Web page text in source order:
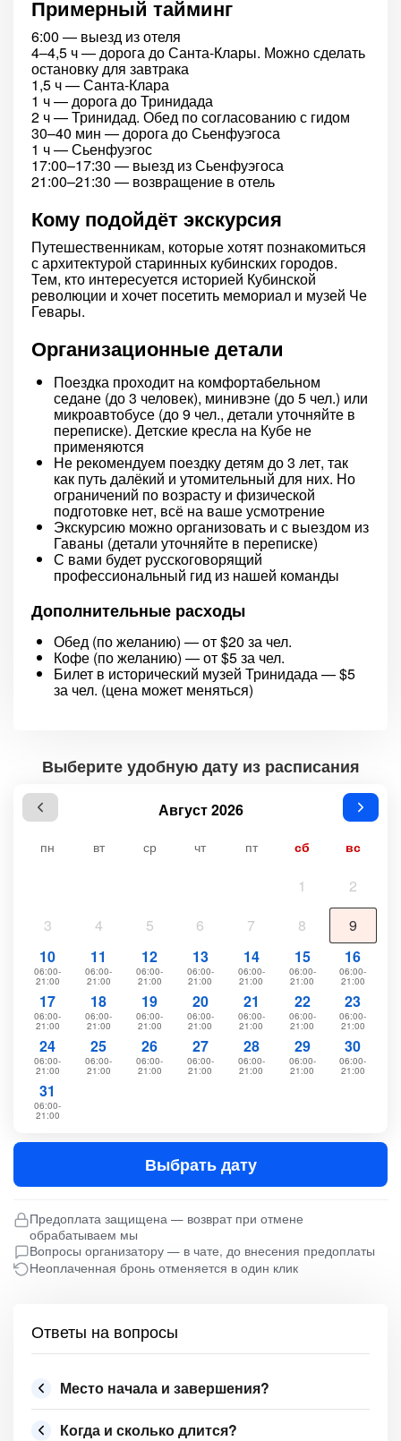
Примерный тайминг
6:00 — выезд из отеля
4–4,5 ч — дорога до Санта-Клары. Можно сделать
остановку для завтрака
1,5 ч — Санта-Клара
1 ч — дорога до Тринидада
2 ч — Тринидад. Обед по согласованию с гидом
30–40 мин — дорога до Сьенфуэгоса
1 ч — Сьенфуэгос
17:00–17:30 — выезд из Сьенфуэгоса
21:00–21:30 — возвращение в отель
Кому подойдёт экскурсия
Путешественникам, которые хотят познакомиться
с архитектурой старинных кубинских городов.
Тем, кто интересуется историей Кубинской
революции и хочет посетить мемориал и музей Че
Гевары.
Организационные детали
Поездка проходит на комфортабельном
седане (до 3 человек), минивэне (до 5 чел.) или
микроавтобусе (до 9 чел., детали уточняйте в
переписке). Детские кресла на Кубе не
применяются
Не рекомендуем поездку детям до 3 лет, так
как путь далёкий и утомительный для них. Но
ограничений по возрасту и физической
подготовке нет, всё на ваше усмотрение
Экскурсию можно организовать и с выездом из
Гаваны (детали уточняйте в переписке)
С вами будет русскоговорящий
профессиональный гид из нашей команды
Дополнительные расходы
Обед (по желанию) — от $20 за чел.
Кофе (по желанию) — от $5 за чел.
Билет в исторический музей Тринидада — $5
за чел. (цена может меняться)
Выберите удобную дату из расписания
Август 2026
пн вт ср чт пт сб вс
1
2
3
4 5 6 7 8
9
10
06:00-
21:00
11
06:00-
21:00
12
06:00-
21:00
13
06:00-
21:00
14
06:00-
21:00
15
06:00-
21:00
16
06:00-
21:00
17
06:00-
21:00
18
06:00-
21:00
19
06:00-
21:00
20
06:00-
21:00
21
06:00-
21:00
22
06:00-
21:00
23
06:00-
21:00
24
06:00-
21:00
25
06:00-
21:00
26
06:00-
21:00
27
06:00-
21:00
28
06:00-
21:00
29
06:00-
21:00
30
06:00-
21:00
31
06:00-
21:00
Выбрать дату
Предоплата защищена — возврат при отмене
обрабатываем мы
Вопросы организатору — в чате, до внесения предоплаты
Неоплаченная бронь отменяется в один клик
Ответы на вопросы
Место начала и завершения?
Когда и сколько длится?